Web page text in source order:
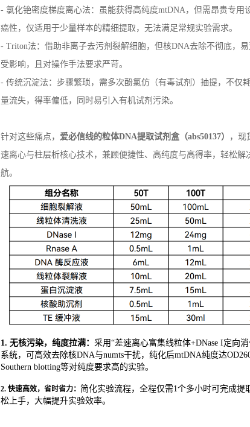
- 氯化铯密度梯度离心法：虽能获得高纯度mtDNA，但需昂贵专
癌性，仅适用于少量样本的精细提取，无法满足常规实验需求。
- Triton法：借助非离子去污剂裂解细胞，但核DNA去除不彻底，
受影响，且对操作手法要求严苛。
- 传统沉淀法：步骤繁琐，需多次酚氯仿（有毒试剂）抽提，不仅
量流失，得率偏低，同时易引入有机试剂污染。
针对这些痛点， 爱必信线的粒体DNA提取试剂盒（abs50137）
，现
速离心与柱层析核心技术，兼顾便捷性、高纯度与高得率，轻松
航。
1. 无核污染，纯度拉满： 采用“差速离心富集线粒体+DNase I定向
系统，可高效去除核DNA与numts干扰，纯化后mtDNA纯度达
Southern blotting等对纯度要求高的实验。
2. 快速高效，省时省力： 简化实验流程，全程仅需1个多小时可完成
松上手，大幅提升实验效率。